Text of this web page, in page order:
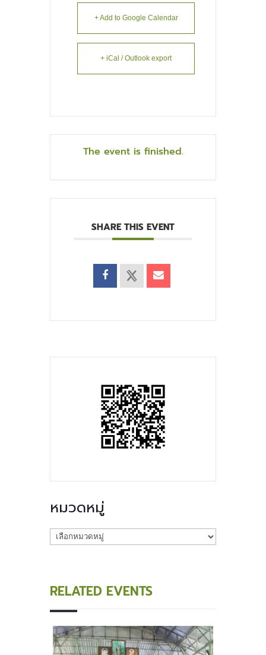
+ Add to Google Calendar
+ iCal / Outlook export
The event is finished.
SHARE THIS EVENT
หมวดหมู่
หมวด
RELATED EVENTS